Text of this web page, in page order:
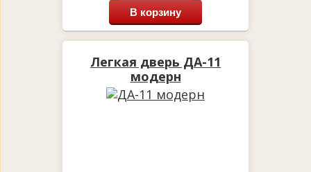
В корзину
Легкая дверь ДА-11
модерн